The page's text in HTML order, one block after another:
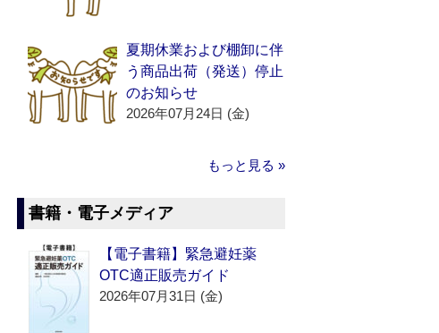
夏期休業および棚卸に伴
う商品出荷（発送）停止
のお知らせ
2026年07月24日 (金)
もっと見る »
書籍・電子メディア
【電子書籍】緊急避妊薬
OTC適正販売ガイド
2026年07月31日 (金)